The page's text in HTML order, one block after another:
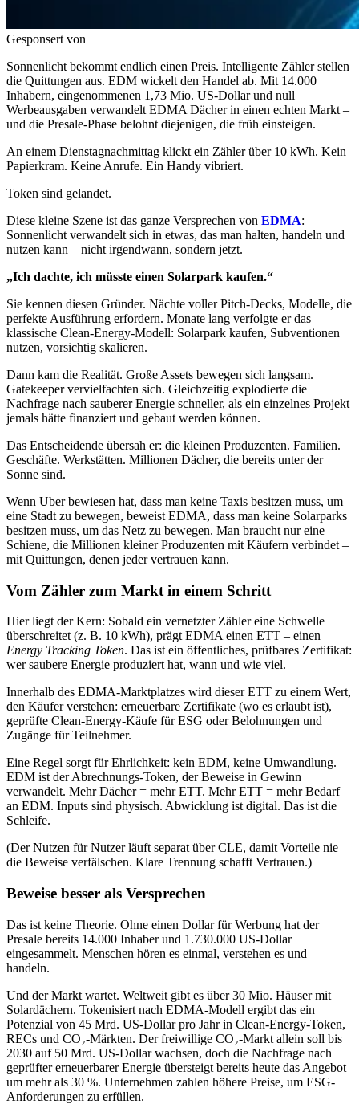
Gesponsert von
Sonnenlicht bekommt endlich einen Preis. Intelligente Zähler stellen
die Quittungen aus. EDM wickelt den Handel ab. Mit 14.000
Inhabern, eingenommenen 1,73 Mio. US-Dollar und null
Werbeausgaben verwandelt EDMA Dächer in einen echten Markt –
und die Presale-Phase belohnt diejenigen, die früh einsteigen.
An einem Dienstagnachmittag klickt ein Zähler über 10 kWh. Kein
Papierkram. Keine Anrufe. Ein Handy vibriert.
Token sind gelandet.
Diese kleine Szene ist das ganze Versprechen von EDMA:
Sonnenlicht verwandelt sich in etwas, das man halten, handeln und
nutzen kann – nicht irgendwann, sondern jetzt.
„Ich dachte, ich müsste einen Solarpark kaufen.“
Sie kennen diesen Gründer. Nächte voller Pitch-Decks, Modelle, die
perfekte Ausführung erfordern. Monate lang verfolgte er das
klassische Clean-Energy-Modell: Solarpark kaufen, Subventionen
nutzen, vorsichtig skalieren.
Dann kam die Realität. Große Assets bewegen sich langsam.
Gatekeeper vervielfachten sich. Gleichzeitig explodierte die
Nachfrage nach sauberer Energie schneller, als ein einzelnes Projekt
jemals hätte finanziert und gebaut werden können.
Das Entscheidende übersah er: die kleinen Produzenten. Familien.
Geschäfte. Werkstätten. Millionen Dächer, die bereits unter der
Sonne sind.
Wenn Uber bewiesen hat, dass man keine Taxis besitzen muss, um
eine Stadt zu bewegen, beweist EDMA, dass man keine Solarparks
besitzen muss, um das Netz zu bewegen. Man braucht nur eine
Schiene, die Millionen kleiner Produzenten mit Käufern verbindet –
mit Quittungen, denen jeder vertrauen kann.
Vom Zähler zum Markt in einem Schritt
Hier liegt der Kern: Sobald ein vernetzter Zähler eine Schwelle
überschreitet (z. B. 10 kWh), prägt EDMA einen ETT – einen
Energy Tracking Token. Das ist ein öffentliches, prüfbares Zertifikat:
wer saubere Energie produziert hat, wann und wie viel.
Innerhalb des EDMA-Marktplatzes wird dieser ETT zu einem Wert,
den Käufer verstehen: erneuerbare Zertifikate (wo es erlaubt ist),
geprüfte Clean-Energy-Käufe für ESG oder Belohnungen und
Zugänge für Teilnehmer.
Eine Regel sorgt für Ehrlichkeit: kein EDM, keine Umwandlung.
EDM ist der Abrechnungs-Token, der Beweise in Gewinn
verwandelt. Mehr Dächer = mehr ETT. Mehr ETT = mehr Bedarf
an EDM. Inputs sind physisch. Abwicklung ist digital. Das ist die
Schleife.
(Der Nutzen für Nutzer läuft separat über CLE, damit Vorteile nie
die Beweise verfälschen. Klare Trennung schafft Vertrauen.)
Beweise besser als Versprechen
Das ist keine Theorie. Ohne einen Dollar für Werbung hat der
Presale bereits 14.000 Inhaber und 1.730.000 US-Dollar
eingesammelt. Menschen hören es einmal, verstehen es und
handeln.
Und der Markt wartet. Weltweit gibt es über 30 Mio. Häuser mit
Solardächern. Tokenisiert nach EDMA-Modell ergibt das ein
Potenzial von 45 Mrd. US-Dollar pro Jahr in Clean-Energy-Token,
RECs und CO₂-Märkten. Der freiwillige CO₂-Markt allein soll bis
2030 auf 50 Mrd. US-Dollar wachsen, doch die Nachfrage nach
geprüfter erneuerbarer Energie übersteigt bereits heute das Angebot
um mehr als 30 %. Unternehmen zahlen höhere Preise, um ESG-
Anforderungen zu erfüllen.